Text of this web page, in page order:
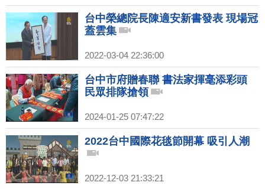
台中榮總院長陳適安新書發表 現場冠
蓋雲集
2022-03-04 22:36:00
台中市府贈春聯 書法家揮毫添彩頭
民眾排隊搶領
2024-01-25 07:47:22
2022台中國際花毯節開幕 吸引人潮
2022-12-03 21:33:21